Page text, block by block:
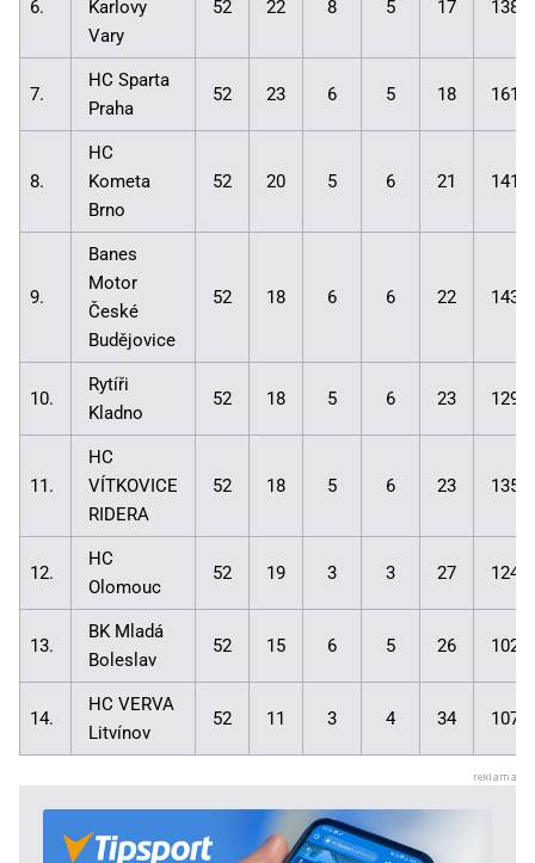
6.
Karlovy
Vary
52 22 8 5 17
7.
HC Sparta
Praha
52 23 6 5 18
8.
HC
Kometa
Brno
52 20 5 6 21
9.
Banes
Motor
České
Budějovice
52 18 6 6 22
10.
Rytíři
Kladno
52 18 5 6 23
11.
HC
VÍTKOVICE
RIDERA
52 18 5 6 23
12.
HC
Olomouc
52 19 3 3 27
13.
BK Mladá
Boleslav
52 15 6 5 26
14.
HC VERVA
Litvínov
52 11 3 4 34